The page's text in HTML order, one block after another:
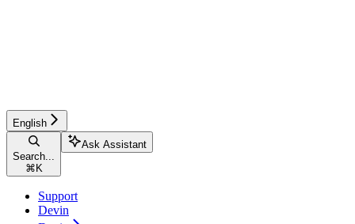
English
Search...
⌘ K
Ask Assistant
Support
Devin